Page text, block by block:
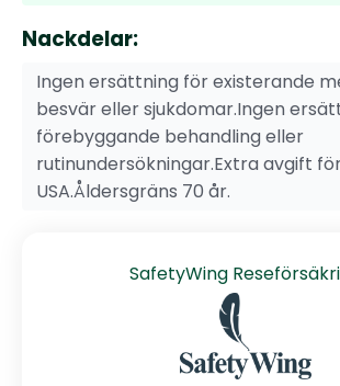
Nackdelar:
Ingen ersättning för existerande
besvär eller sjukdomar.Ingen
förebyggande behandling eller
rutinundersökningar.Extra avgift
USA.Åldersgräns 70 år.
SafetyWing